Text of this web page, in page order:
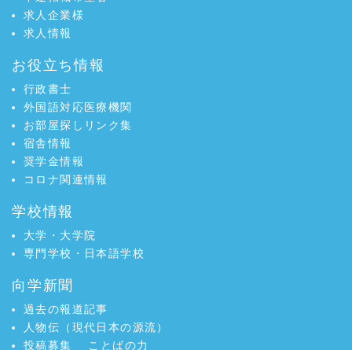
求人企業様
求人情報
お役立ち情報
行政書士
外国語対応医療機関
お部屋探しリンク集
宿舎情報
奨学金情報
コロナ関連情報
学校情報
大学・大学院
専門学校・日本語学校
向学新聞
過去の報道記事
人物伝（現代日本の源流）
投稿募集
ことばの力